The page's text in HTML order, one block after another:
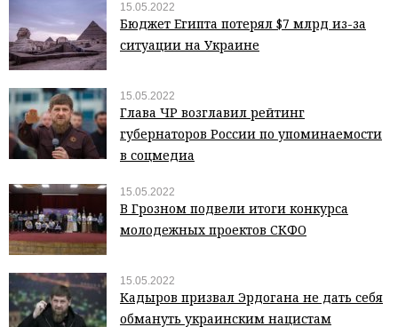
15.05.2022
Бюджет Египта потерял $7 млрд из-за
ситуации на Украине
15.05.2022
Глава ЧР возглавил рейтинг
губернаторов России по упоминаемости
в соцмедиа
15.05.2022
В Грозном подвели итоги конкурса
молодежных проектов СКФО
15.05.2022
Кадыров призвал Эрдогана не дать себя
обмануть украинским нацистам